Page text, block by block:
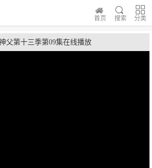
分类
搜索
首页
父第十三季第09集在线播放